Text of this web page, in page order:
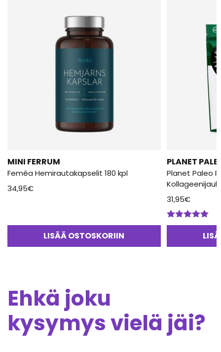
MINI FERRUM
Feméa Hemirautakapselit 180 kpl
34,95€
LISÄÄ OSTOSKORIIN
PLANET
Planet Paleo
31,95€
Arvostelu
Ehkä joku
kysymys vielä jäi?